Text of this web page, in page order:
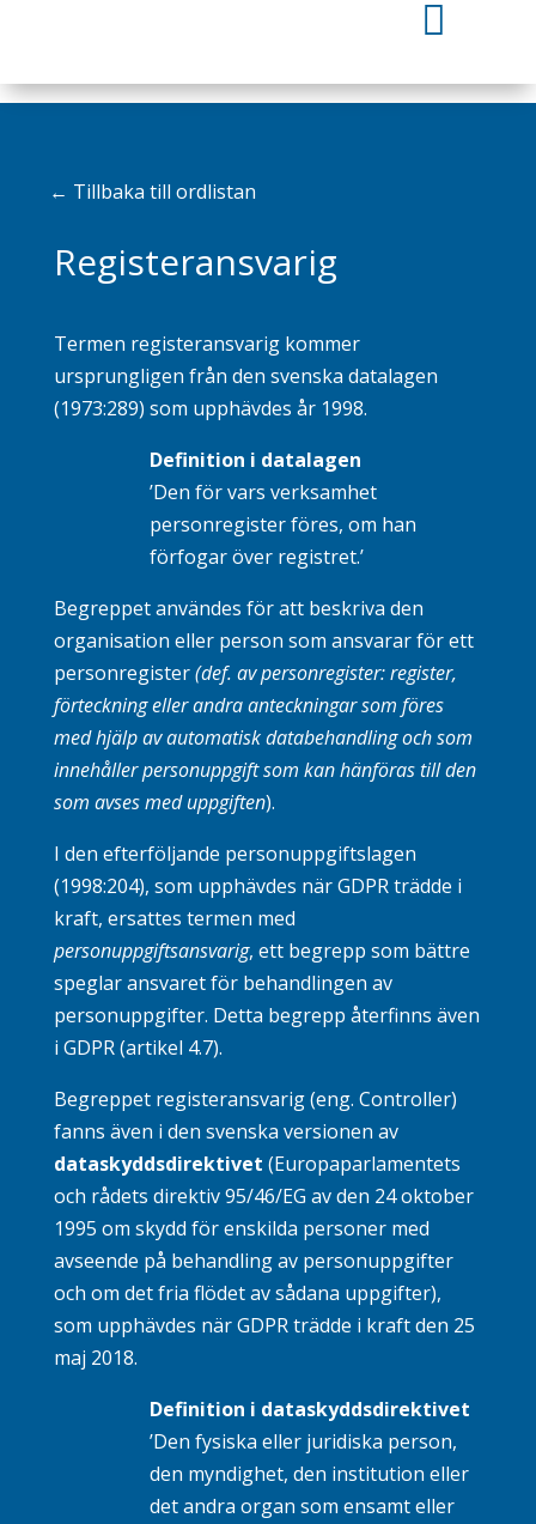

← Tillbaka till ordlistan
Registeransvarig
Termen registeransvarig kommer
ursprungligen från den svenska datalagen
(1973:289) som upphävdes år 1998.
Definition i datalagen
’Den för vars verksamhet
personregister föres, om han
förfogar över registret.’
Begreppet användes för att beskriva den
organisation eller person som ansvarar för ett
personregister(def. av personregister: register,
förteckning eller andra anteckningar som föres
med hjälp av automatisk databehandling och som
innehåller personuppgift som kan hänföras till den
som avses med uppgiften).
I den efterföljande personuppgiftslagen
(1998:204), som upphävdes när GDPR trädde i
kraft, ersattes termen med
personuppgiftsansvarig, ett begrepp som bättre
speglar ansvaret för behandlingen av
personuppgifter. Detta begrepp återfinns även
i GDPR (artikel 4.7).
Begreppet registeransvarig (eng. Controller)
fanns även i den svenska versionen av
dataskyddsdirektivet (Europaparlamentets
och rådets direktiv 95/46/EG av den 24 oktober
1995 om skydd för enskilda personer med
avseende på behandling av personuppgifter
och om det fria flödet av sådana uppgifter),
som upphävdes när GDPR trädde i kraft den 25
maj 2018.
Definition i dataskyddsdirektivet
’Den fysiska eller juridiska person,
den myndighet, den institution eller
det andra organ som ensamt eller